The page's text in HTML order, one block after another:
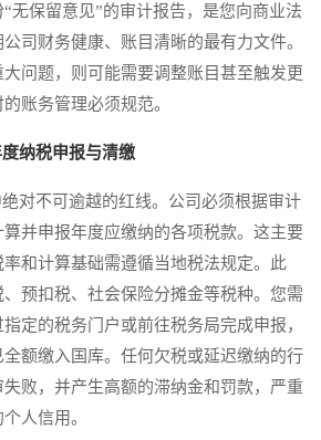
无保留意见”的审计报告，是您向商业法
司财务健康、账目清晰的最有力文件。
问题，则可能需要调整账目甚至触发更
账务管理必须规范。
纳税申报与清缴
不可逾越的红线。公司必须根据审计
并申报年度应缴纳的各项税款。这主要
和计算基础需遵循当地税法规定。此
预扣税、社会保险分摊金等税种。您需
定的税务门户或前往税务局完成申报，
额缴入国库。任何欠税或延迟缴纳的行
败，并产生高额的滞纳金和罚款，严重
人信用。